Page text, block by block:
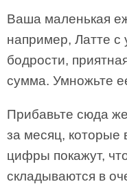
Ваша маленькая
например, Латте с
бодрости,
сумма. Умножьте
Прибавьте сюда
за месяц, которые
цифры покажут,
складываются в